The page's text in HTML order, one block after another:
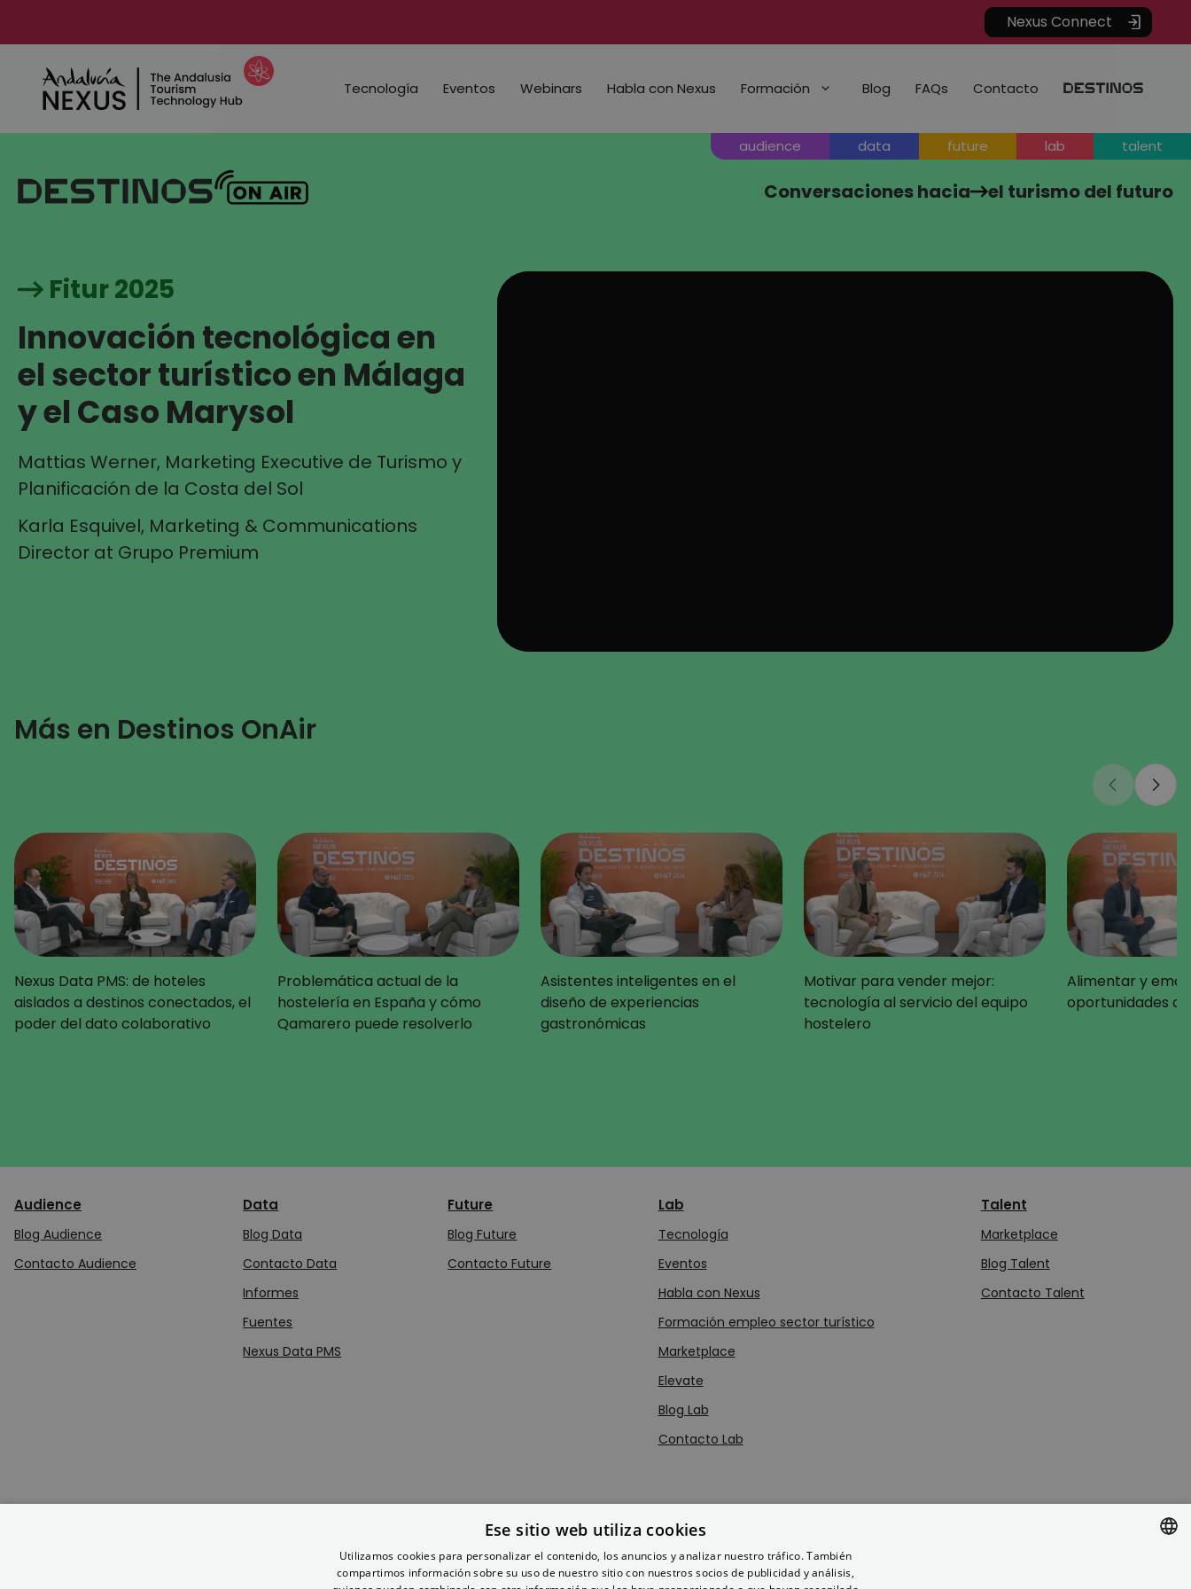
Accede/Regístrate
Tecnología Eventos Webinars Habla con Nexus Formación Blog FAQs Contacto
audience data future lab talent
Conversaciones hacia el turismo del futuro
Fitur 2025
Innovación tecnológica en
el sector turístico en Málaga
y el Caso Marysol
Mattias Werner, Marketing Executive de Turismo y
Planificación de la Costa del Sol
Karla Esquivel, Marketing & Communications
Director at Grupo Premium
Más en Destinos OnAir
Nexus Data PMS: de hoteles
aislados a destinos conectados, el
poder del dato colaborativo
Problemática actual de la
hostelería en España y cómo
Qamarero puede resolverlo
Asistentes inteligentes en el
diseño de experiencias
gastronómicas
Motivar para vender mejor:
tecnología al servicio del equipo
hostelero
Alimentar y
oportunidades
Audience
Blog Audience
Contacto Audience
Data
Blog Data
Contacto Data
Informes
Fuentes
Nexus Data PMS
Future
Blog Future
Contacto Future
Lab
Tecnología
Eventos
Habla con Nexus
Formación empleo sector turístico
Marketplace
Elevate
Blog Lab
Contacto Lab
Talent
Marketplace
Blog Talent
Contacto Talent
Política de cookies
Instagram
X
Ese sitio web utiliza cookies
Utilizamos cookies para personalizar el contenido, los anuncios y analizar nuestro tráfico. También
compartimos información sobre su uso de nuestro sitio con nuestros socios de publicidad y análisis,